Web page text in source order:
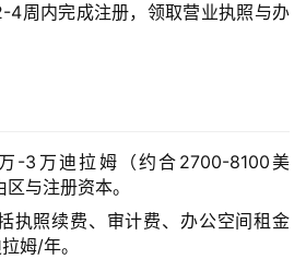
4周内完成注册，领取营业执照与办
-3万迪拉姆（约合2700-8100美
与注册资本。
执照续费、审计费、办公空间租金
姆/年。